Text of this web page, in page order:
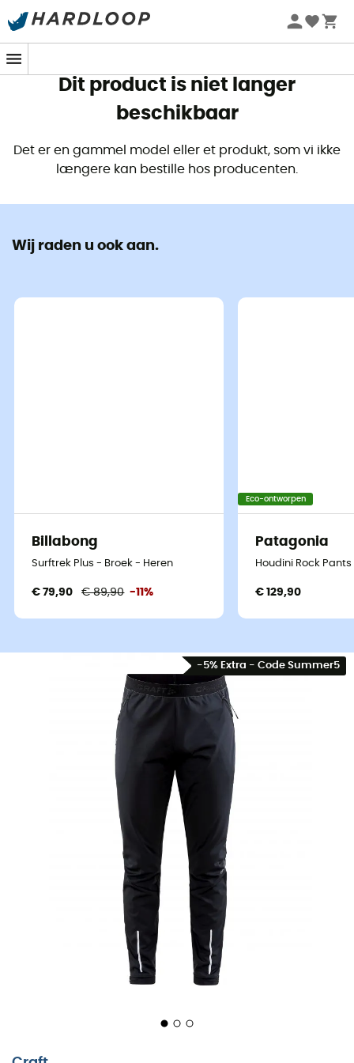
Zomeraanbiedingen 🔥 -5% EXTRA vanaf 2 producten* met
Dit product is niet langer
beschikbaar
Det er en gammel model eller et produkt, som vi ikke
længere kan bestille hos producenten.
Wij raden u ook aan.
Billabong
Surftrek Plus - Broek - Heren
€ 79,90 € 89,90 -11%
Eco-ontworpen
Patagonia
Houdini Rock
€ 129,90
-5% Extra - Code Summer5
Op een door de wind geteisterd pad of bij een grillige
regenbui worden de
ADV Essence Wind Pants
uw beste bondgenoten. Dezewandelbroek
ontworpen om u optimale bescherming te bieden tegen
de elementen zonder uw comfort in gevaar te brengen.
Dankzij de wind- en waterdichte stof aan de voorkant en
op de onderrug kunt u de weersomstandigheden met
moed trotseren terwijl u een ideale
lichaamstemperatuur behoudt. Perfect voor intensieve
Met hun elastische tailleband en enkelritsen trekt u deze